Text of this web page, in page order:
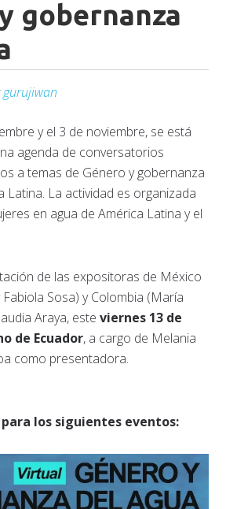
gobernanza
gurujiwan
y el 3 de noviembre, se está
agenda de conversatorios
a temas de Género y gobernanza
Latina. La actividad es organizada
en agua de América Latina y el
de las expositoras de México
Sosa) y Colombia (María
Araya, esteviernes 13 de
de Ecuador, a cargo de Melania
como presentadora.
los siguientes eventos: